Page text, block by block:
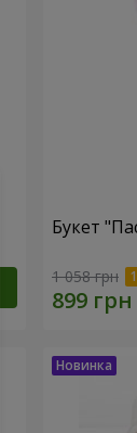
Букет
1 058 грн